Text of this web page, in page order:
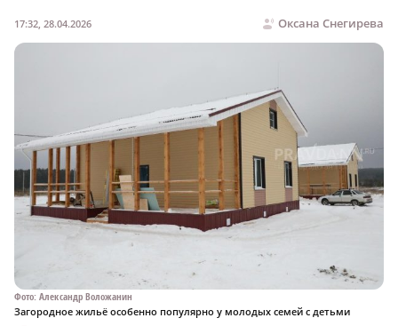
Оксана Снегирева
17:32, 28.04.2026
Фото: Александр Воложанин
Загородное жильё особенно популярно у молодых семей с детьми